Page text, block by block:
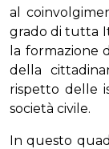
al
grado di tutta
la formazione
della
rispetto delle
società civile.
In questo